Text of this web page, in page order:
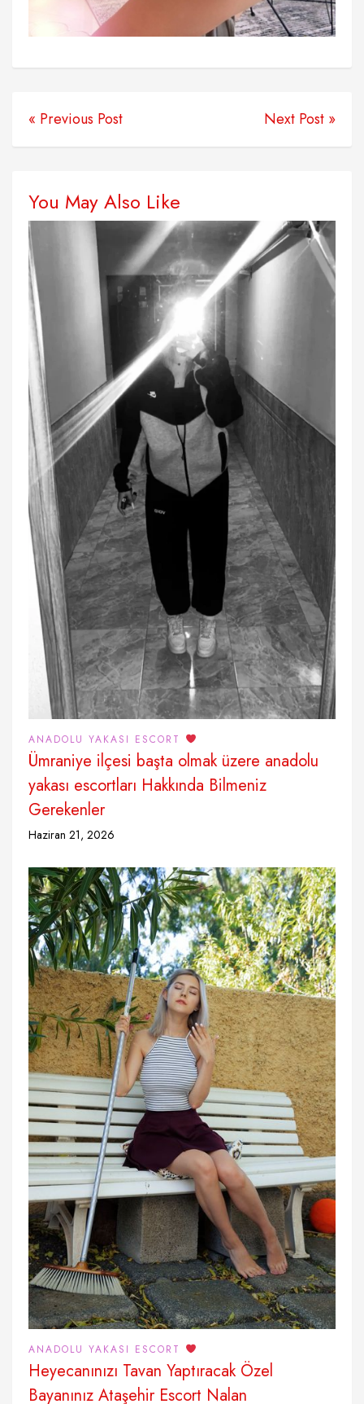
« Previous Post Next Post »
You May Also Like
ANADOLU YAKASI ESCORT
Ümraniye ilçesi başta olmak üzere anadolu
yakası escortları Hakkında Bilmeniz
Gerekenler
Haziran 21, 2026
ANADOLU YAKASI ESCORT
Heyecanınızı Tavan Yaptıracak Özel
Bayanınız Ataşehir Escort Nalan